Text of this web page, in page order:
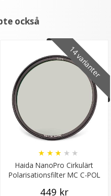
också
14 varianter
Haida NanoPro Cirkulärt
Polarisationsfilter MC C-POL
★ ★ ★ ★ ★
449 kr